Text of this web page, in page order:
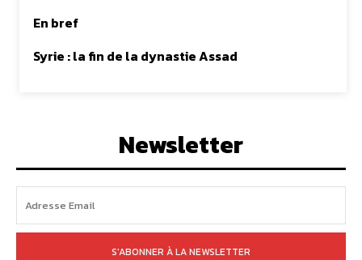
En bref
Syrie : la fin de la dynastie Assad
Newsletter
S'ABONNER À LA NEWSLETTER